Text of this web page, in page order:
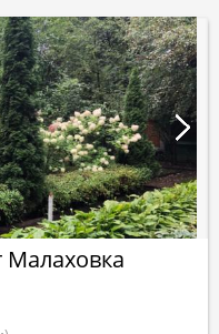
Малаховка